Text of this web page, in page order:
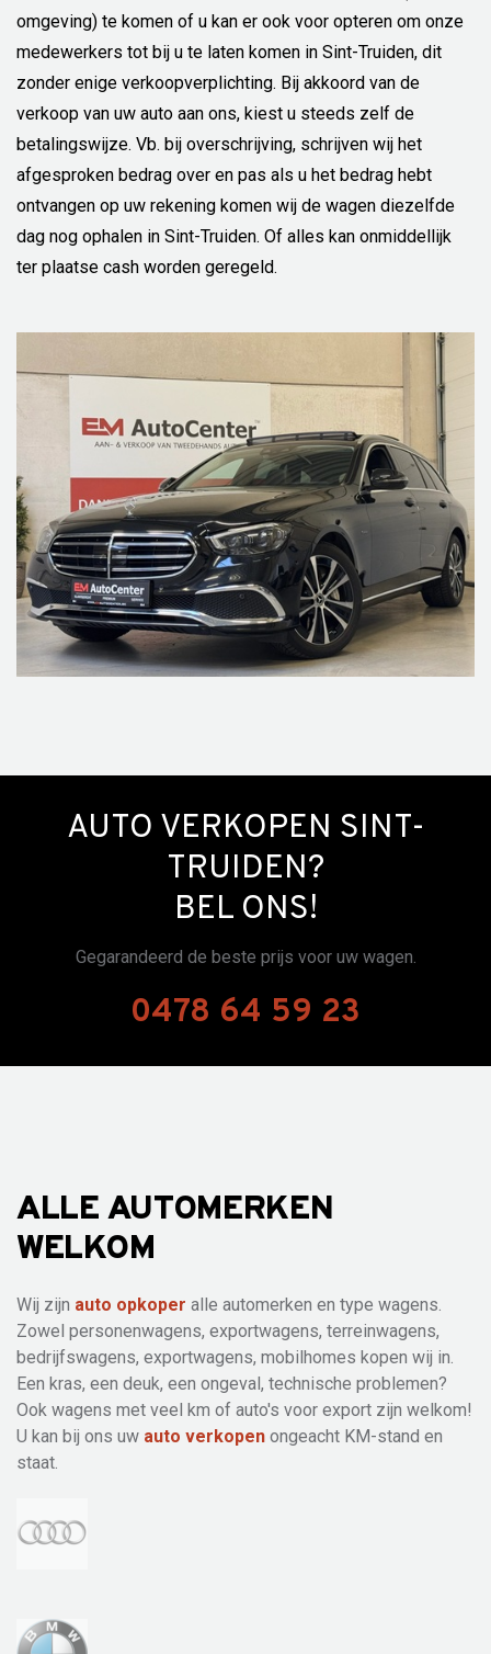
omgeving) te komen of u kan er ook voor opteren om onze
medewerkers tot bij u te laten komen in Sint-Truiden, dit
zonder enige verkoopverplichting. Bij akkoord van de
verkoop van uw auto aan ons, kiest u steeds zelf de
betalingswijze. Vb. bij overschrijving, schrijven wij het
afgesproken bedrag over en pas als u het bedrag hebt
ontvangen op uw rekening komen wij de wagen diezelfde
dag nog ophalen in Sint-Truiden. Of alles kan onmiddellijk
ter plaatse cash worden geregeld.
AUTO VERKOPEN SINT-
TRUIDEN?
BEL ONS!
Gegarandeerd de beste prijs voor uw wagen.
0478 64 59 23
ALLE AUTOMERKEN
WELKOM
Wij zijn auto opkoper alle automerken en type wagens.
Zowel personenwagens, exportwagens, terreinwagens,
bedrijfswagens, exportwagens, mobilhomes kopen wij in.
Een kras, een deuk, een ongeval, technische problemen?
Ook wagens met veel km of auto's voor export zijn welkom!
U kan bij ons uw auto verkopen ongeacht KM-stand en
staat.